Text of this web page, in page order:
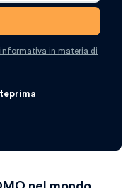
informativa in materia di